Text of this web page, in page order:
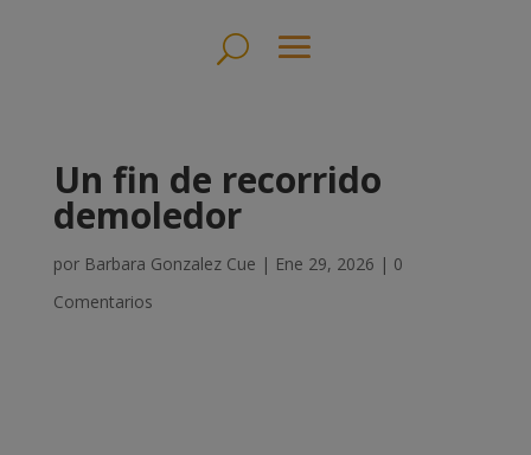
Un fin de recorrido
demoledor
por Barbara Gonzalez Cue | Ene 29, 2026 | 0
Comentarios